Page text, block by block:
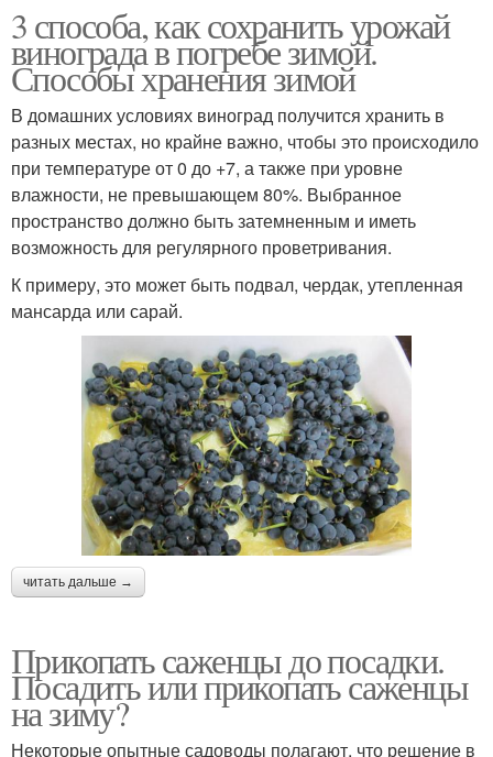
3 способа, как сохранить урожай
винограда в погребе зимой.
Способы хранения зимой
В домашних условиях виноград получится хранить в
разных местах, но крайне важно, чтобы это происходило
при температуре от 0 до +7, а также при уровне
влажности, не превышающем 80%. Выбранное
пространство должно быть затемненным и иметь
возможность для регулярного проветривания.
К примеру, это может быть подвал, чердак, утепленная
мансарда или сарай.
читать дальше →
Прикопать саженцы до посадки.
Посадить или прикопать саженцы
на зиму?
Некоторые опытные садоводы полагают, что решение в